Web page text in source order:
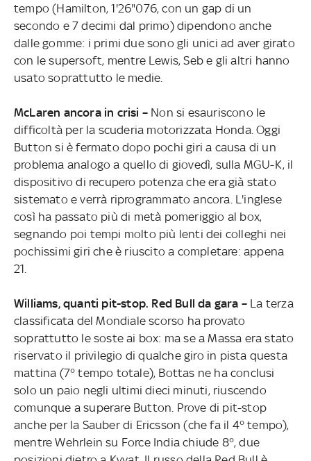
tempo (Hamilton, 1'26"076, con un gap di un
secondo e 7 decimi dal primo) dipendono anche
dalle gomme: i primi due sono gli unici ad aver girato
con le supersoft, mentre Lewis, Seb e gli altri hanno
usato soprattutto le medie.
McLaren ancora in crisi –Non si esauriscono le
difficoltà per la scuderia motorizzata Honda. Oggi
Button si è fermato dopo pochi giri a causa di un
problema analogo a quello di giovedì, sulla MGU-K, il
dispositivo di recupero potenza che era già stato
sistemato e verrà riprogrammato ancora. L'inglese
così ha passato più di metà pomeriggio al box,
segnando poi tempi molto più lenti dei colleghi nei
pochissimi giri che è riuscito a completare: appena
21.
Williams, quanti pit-stop. Red Bull da gara – La terza
classificata del Mondiale scorso ha provato
soprattutto le soste ai box: ma se a Massa era stato
riservato il privilegio di qualche giro in pista questa
mattina (7° tempo totale), Bottas ne ha conclusi
solo un paio negli ultimi dieci minuti, riuscendo
comunque a superare Button. Prove di pit-stop
anche per la Sauber di Ericsson (che fa il 4° tempo),
mentre Wehrlein su Force India chiude 8°, due